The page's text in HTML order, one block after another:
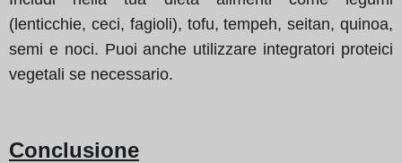
(lenticchie, ceci, fagioli), tofu, tempeh, seitan, quinoa,
semi e noci. Puoi anche utilizzare integratori proteici
vegetali se necessario.
Conclusione